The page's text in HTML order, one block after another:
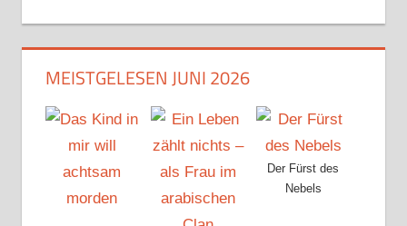
MEISTGELESEN JUNI 2026
Der Fürst des
Nebels